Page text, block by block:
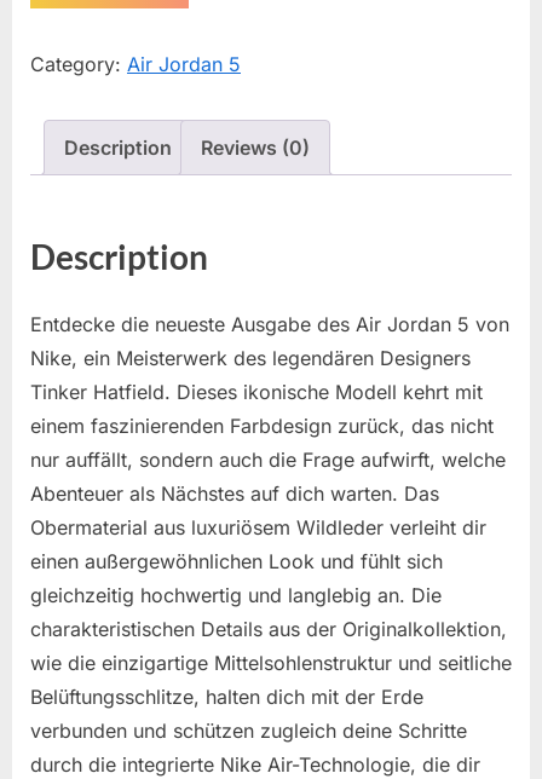
Category: Air Jordan 5
Description Reviews (0)
Description
Entdecke die neueste Ausgabe des Air Jordan 5 von
Nike, ein Meisterwerk des legendären Designers
Tinker Hatfield. Dieses ikonische Modell kehrt mit
einem faszinierenden Farbdesign zurück, das nicht
nur auffällt, sondern auch die Frage aufwirft, welche
Abenteuer als Nächstes auf dich warten. Das
Obermaterial aus luxuriösem Wildleder verleiht dir
einen außergewöhnlichen Look und fühlt sich
gleichzeitig hochwertig und langlebig an. Die
charakteristischen Details aus der Originalkollektion,
wie die einzigartige Mittelsohlenstruktur und seitliche
Belüftungsschlitze, halten dich mit der Erde
verbunden und schützen zugleich deine Schritte
durch die integrierte Nike Air-Technologie, die dir